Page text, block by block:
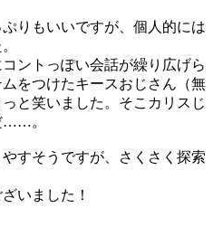
りもいいですが、個人的には
ントっぽい会話が繰り広げら
をつけたキースおじさん（無
と笑いました。そこカリスじ
……。
すそうですが、さくさく探索
いました！